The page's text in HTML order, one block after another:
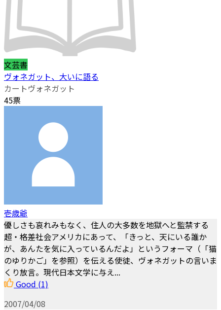
文芸書
ヴォネガット、大いに語る
カートヴォネガット
45票
壱歳爺
優しさも哀れみもなく、住人の大多数を地獄へと監禁する
超・格差社会アメリカにあって、「きっと、天にいる誰か
が、あんたを気に入っているんだよ」というフォーマ（「猫
のゆりかご」を参照）を伝える使徒、ヴォネガットの言いま
くり放言。現代日本文学に与え...
Good (1)
2007/04/08